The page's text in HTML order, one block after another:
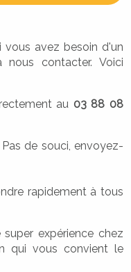
avez besoin d'un
contacter. Voici
au 03 88 08
de souci, envoyez-
rapidement à tous
expérience chez
qui vous convient le